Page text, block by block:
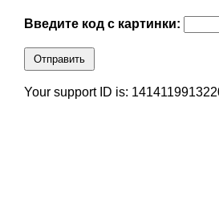
Введите код с картинки:
Отправить
Your support ID is: